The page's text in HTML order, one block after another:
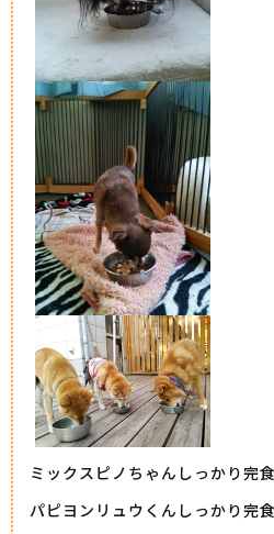
ミックスピノちゃんしっかり完食
パピヨンリュウくんしっかり完食